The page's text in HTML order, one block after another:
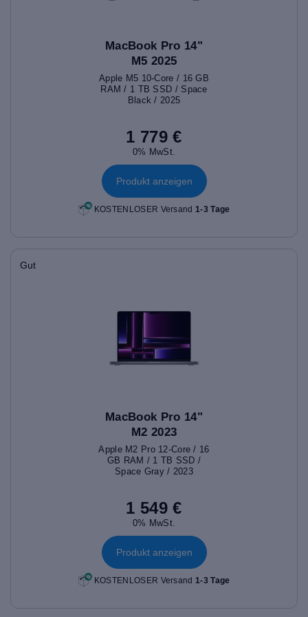
MacBook Pro 14"
M5 2025
Apple M5 10-Core / 16 GB
RAM / 1 TB SSD / Space
Black / 2025
1 779 €
0% MwSt.
Produkt anzeigen
KOSTENLOSER Versand1-3 Tage
Gut
MacBook Pro 14"
M2 2023
Apple M2 Pro 12-Core / 16
GB RAM / 1 TB SSD /
Space Gray / 2023
1 549 €
0% MwSt.
Produkt anzeigen
KOSTENLOSER Versand 1-3 Tage